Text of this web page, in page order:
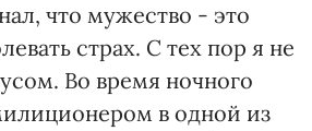
что мужество - это
страх. С тех пор я не
Во время ночного
в одной из